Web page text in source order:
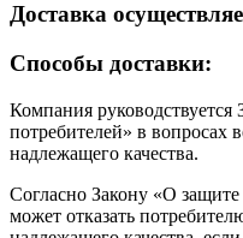
Доставка
Cпособы доставки:
Компания
потребителей» в вопросах
надлежащего качества.
Согласно Закону «О
может отказать